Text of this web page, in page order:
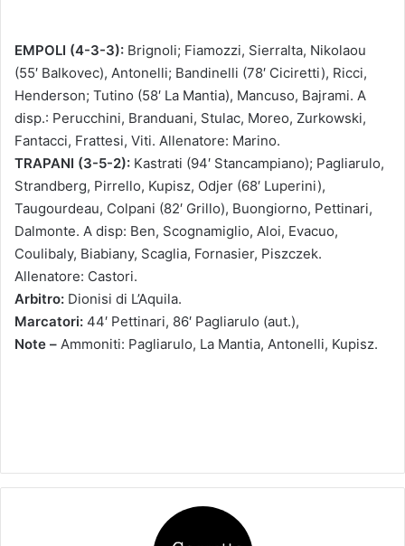
EMPOLI (4-3-3): Brignoli; Fiamozzi, Sierralta, Nikolaou
(55′ Balkovec), Antonelli; Bandinelli (78′ Ciciretti), Ricci,
Henderson; Tutino (58′ La Mantia), Mancuso, Bajrami. A
disp.: Perucchini, Branduani, Stulac, Moreo, Zurkowski,
Fantacci, Frattesi, Viti. Allenatore: Marino.
TRAPANI (3-5-2): Kastrati (94′ Stancampiano); Pagliarulo,
Strandberg, Pirrello, Kupisz, Odjer (68′ Luperini),
Taugourdeau, Colpani (82′ Grillo), Buongiorno, Pettinari,
Dalmonte. A disp: Ben, Scognamiglio, Aloi, Evacuo,
Coulibaly, Biabiany, Scaglia, Fornasier, Piszczek.
Allenatore: Castori.
Arbitro: Dionisi di L’Aquila.
Marcatori: 44′ Pettinari, 86′ Pagliarulo (aut.),
Note – Ammoniti: Pagliarulo, La Mantia, Antonelli, Kupisz.